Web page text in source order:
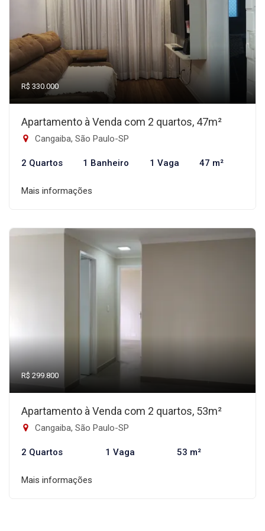
R$ 330.000
Apartamento à Venda com 2 quartos, 47m²
Cangaiba, São Paulo-SP
2 Quartos 1 Banheiro 1 Vaga 47 m²
Mais informações
R$ 299.800
Apartamento à Venda com 2 quartos, 53m²
Cangaiba, São Paulo-SP
2 Quartos 1 Vaga 53 m²
Mais informações